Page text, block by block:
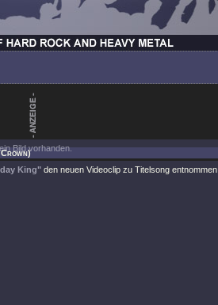
Bild vorhanden.
Crown)
King"den neuen Videoclip zu Titelsong entnommen.